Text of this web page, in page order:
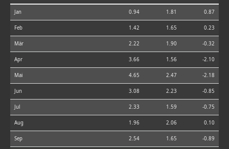
Jan 0.94 1.81 0.87
Feb 1.42 1.65 0.23
Mär 2.22 1.90 -0.32
Apr 3.66 1.56 -2.10
Mai 4.65 2.47 -2.18
Jun 3.08 2.23 -0.85
Jul 2.33 1.59 -0.75
Aug 1.96 2.06 0.10
Sep 2.54 1.65 -0.89